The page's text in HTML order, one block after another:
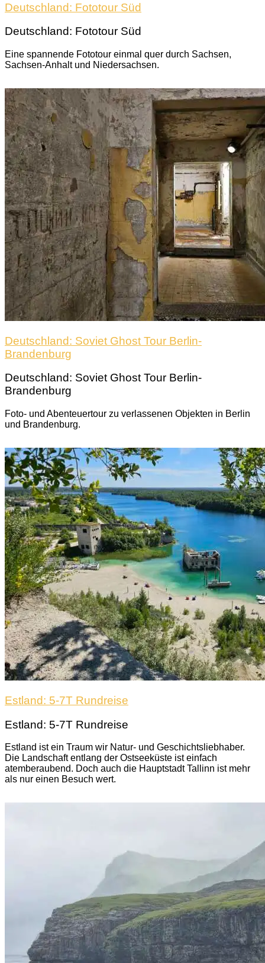
Deutschland: Fototour Süd
Deutschland: Fototour Süd
Eine spannende Fototour einmal quer durch Sachsen,
Sachsen-Anhalt und Niedersachsen.
Deutschland: Soviet Ghost Tour Berlin-
Brandenburg
Deutschland: Soviet Ghost Tour Berlin-
Brandenburg
Foto- und Abenteuertour zu verlassenen Objekten in Berlin
und Brandenburg.
Estland: 5-7T Rundreise
Estland: 5-7T Rundreise
Estland ist ein Traum wir Natur- und Geschichtsliebhaber.
Die Landschaft entlang der Ostseeküste ist einfach
atemberaubend. Doch auch die Hauptstadt Tallinn ist mehr
als nur einen Besuch wert.